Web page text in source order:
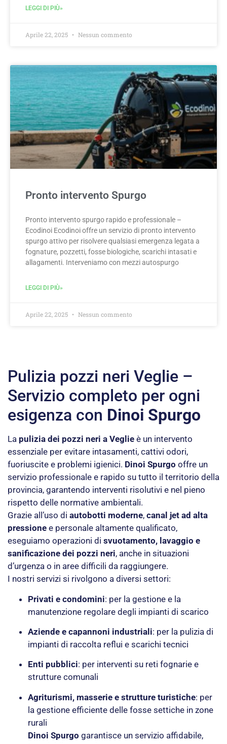
LEGGI DI PIÙ»
Aprile 22, 2025 Nessun commento
Pronto intervento Spurgo
Pronto intervento spurgo rapido e professionale –
Ecodinoi Ecodinoi offre un servizio di pronto intervento
spurgo attivo per risolvere qualsiasi emergenza legata a
fognature, pozzetti, fosse biologiche, scarichi intasati e
allagamenti. Interveniamo con mezzi autospurgo
LEGGI DI PIÙ»
Aprile 22, 2025 Nessun commento
Pulizia pozzi neri Veglie –
Servizio completo per ogni
esigenza con Dinoi Spurgo
La pulizia dei pozzi neri a Veglie è un intervento
essenziale per evitare intasamenti, cattivi odori,
fuoriuscite e problemi igienici. Dinoi Spurgo offre un
servizio professionale e rapido su tutto il territorio della
provincia, garantendo interventi risolutivi e nel pieno
rispetto delle normative ambientali.
Grazie all’uso di autobotti moderne, canal jet ad alta
pressione e personale altamente qualificato,
eseguiamo operazioni di svuotamento, lavaggio e
sanificazione dei pozzi neri, anche in situazioni
d’urgenza o in aree difficili da raggiungere.
I nostri servizi si rivolgono a diversi settori:
Privati e condomini: per la gestione e la
manutenzione regolare degli impianti di scarico
Aziende e capannoni industriali: per la pulizia di
impianti di raccolta reflui e scarichi tecnici
Enti pubblici: per interventi su reti fognarie e
strutture comunali
Agriturismi, masserie e strutture turistiche: per
la gestione efficiente delle fosse settiche in zone
rurali
Dinoi Spurgo garantisce un servizio affidabile,